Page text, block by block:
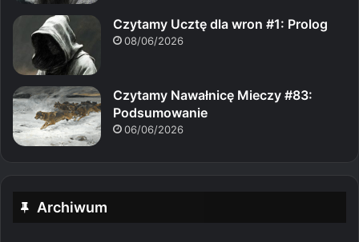
Czytamy Ucztę dla wron #1: Prolog
08/06/2026
Czytamy Nawałnicę Mieczy #83:
Podsumowanie
06/06/2026
Archiwum